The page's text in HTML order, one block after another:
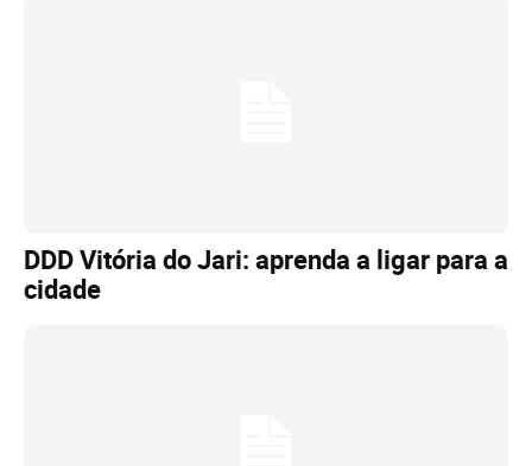
DDD Vitória do Jari: aprenda a ligar para a
cidade